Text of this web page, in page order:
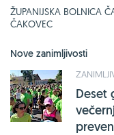
ŽUPANIJSKA BOLNICA
ČAKOVEC
Nove zanimljivosti
Deset